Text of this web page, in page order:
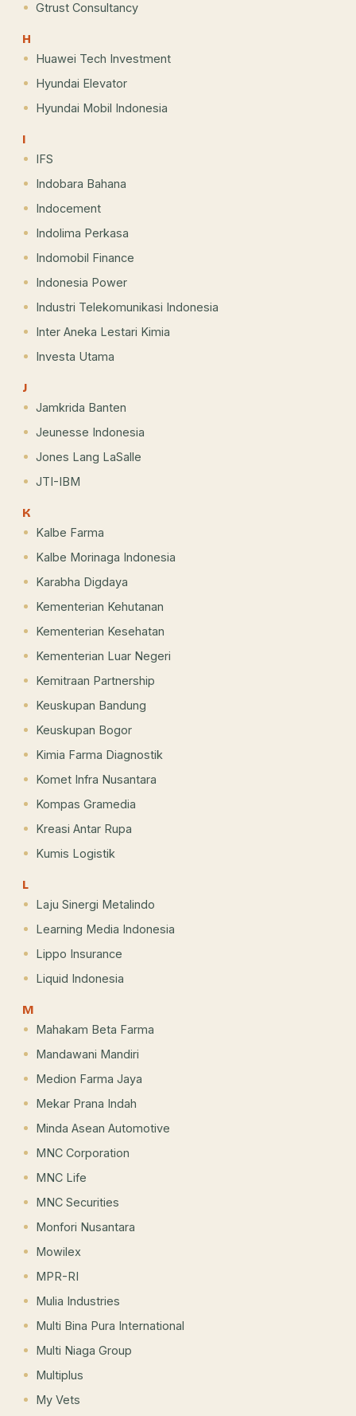
Gtrust Consultancy
H
Huawei Tech Investment
Hyundai Elevator
Hyundai Mobil Indonesia
I
IFS
Indobara Bahana
Indocement
Indolima Perkasa
Indomobil Finance
Indonesia Power
Industri Telekomunikasi Indonesia
Inter Aneka Lestari Kimia
Investa Utama
J
Jamkrida Banten
Jeunesse Indonesia
Jones Lang LaSalle
JTI-IBM
K
Kalbe Farma
Kalbe Morinaga Indonesia
Karabha Digdaya
Kementerian Kehutanan
Kementerian Kesehatan
Kementerian Luar Negeri
Kemitraan Partnership
Keuskupan Bandung
Keuskupan Bogor
Kimia Farma Diagnostik
Komet Infra Nusantara
Kompas Gramedia
Kreasi Antar Rupa
Kumis Logistik
L
Laju Sinergi Metalindo
Learning Media Indonesia
Lippo Insurance
Liquid Indonesia
M
Mahakam Beta Farma
Mandawani Mandiri
Medion Farma Jaya
Mekar Prana Indah
Minda Asean Automotive
MNC Corporation
MNC Life
MNC Securities
Monfori Nusantara
Mowilex
MPR-RI
Mulia Industries
Multi Bina Pura International
Multi Niaga Group
Multiplus
My Vets